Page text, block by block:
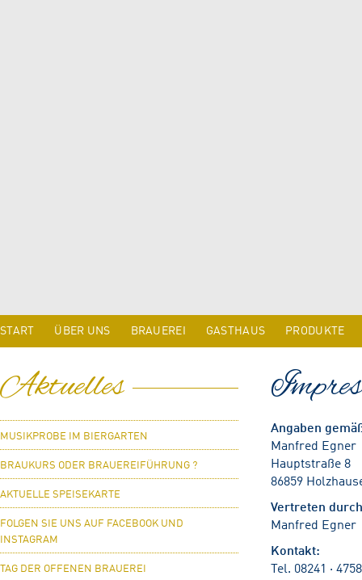
START ÜBER UNS BRAUEREI GASTHAUS PRODUKTE
Angaben
Manfred Egner
Hauptstraße 8
86859
Vertreten
Manfred Egner
Kontakt:
Tel. 08241 · 4758
Aktuelles
MUSIKPROBE IM BIERGARTEN
BRAUKURS ODER BRAUEREIFÜHRUNG ?
AKTUELLE SPEISEKARTE
FOLGEN SIE UNS AUF FACEBOOK UND
INSTAGRAM
TAG DER OFFENEN BRAUEREI